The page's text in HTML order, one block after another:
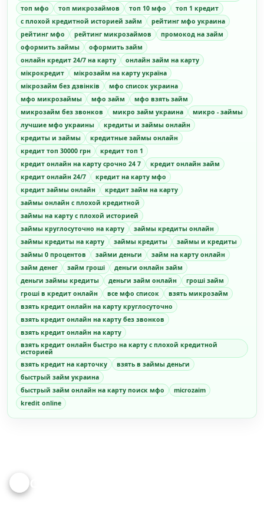
топ мфо
топ микрозаймов топ 10 мфо
топ 1 кредит
с плохой кредитной историей займ
рейтинг мфо украина
рейтинг мфо
рейтинг микрозаймов
промокод на займ
оформить займы
оформить займ
онлайн кредит 24/7 на карту
онлайн займ на карту
мікрокредит
мікрозайм на карту україна
мікрозайм без дзвінків
мфо список украина
мфо микрозаймы
мфо займ
мфо взять займ
микрозайм без звонков
микро займ украина
микро - займы
лучшие мфо украины
кредиты и займы онлайн
кредиты и займы
кредитные займы онлайн
кредит топ 30000 грн
кредит топ 1
кредит онлайн на карту срочно 24 7
кредит онлайн займ
кредит онлайн 24/7
кредит на карту мфо
кредит займы онлайн
кредит займ на карту
займы онлайн с плохой кредитной
займы на карту с плохой историей
займы круглосуточно на карту
займы кредиты онлайн
займы кредиты на карту
займы кредиты
займы и кредиты
займы 0 процентов
займи деньги
займ на карту онлайн
займ денег
займ гроші
деньги онлайн займ
деньги займы кредиты
деньги займ онлайн
гроші займ
гроші в кредит онлайн
все мфо список
взять микрозайм
взять кредит онлайн на карту круглосуточно
взять кредит онлайн на карту без звонков
взять кредит онлайн на карту
взять кредит онлайн быстро на карту с плохой кредитной
историей
взять кредит на карточку
взять в займы деньги
быстрый займ украина
быстрый займ онлайн на карту поиск мфо
microzaim
kredit online
Credit